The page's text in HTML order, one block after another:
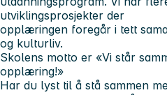
utviklingsprosjekter der
opplæringen foregår i tett
og kulturliv.
Skolens motto er «Vi står
opplæring!»
Har du lyst til å stå sammen